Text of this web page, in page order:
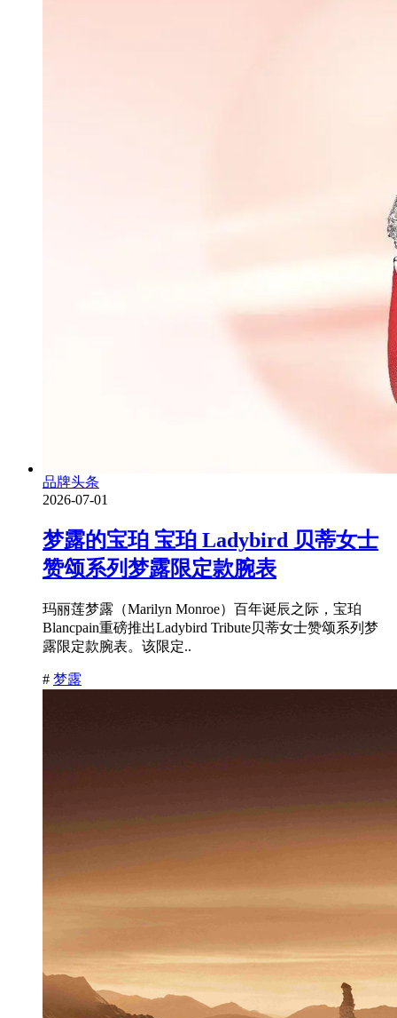
品牌头条
2026-07-01
梦露的宝珀 宝珀 Ladybird 贝蒂女士
赞颂系列梦露限定款腕表
玛丽莲梦露（Marilyn Monroe）百年诞辰之际，宝珀
Blancpain重磅推出Ladybird Tribute贝蒂女士赞颂系列梦
露限定款腕表。该限定..
# 梦露